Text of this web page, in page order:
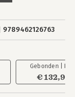
9789462126763
Gebonden | NL
€ 132,95